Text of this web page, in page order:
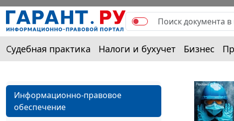
Судебная практика Налоги и бухучет Бизнес
Информационно-правовое
обеспечение